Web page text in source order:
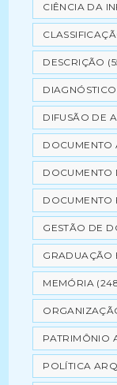
CIÊNCIA DA
DESCRIÇÃO
DIFUSÃO DE
DOCUMENTO
DOCUMENTO
DOCUMENTO
GESTÃO DE
GRADUAÇÃO
MEMÓRIA
PATRIMÔNIO
POLÍTICA